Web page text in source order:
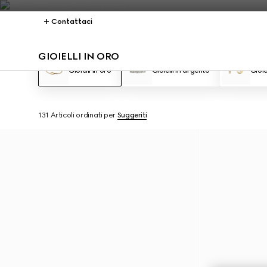
Contattaci
GIOIELLI IN ORO
Gioielli in oro Gioielli in argento
131 Articoli ordinati per Suggeriti